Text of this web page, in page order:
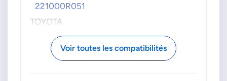
221000R051
TOYOTA
042260L030
042260L040
0422626020
Voir toutes les compatibilités